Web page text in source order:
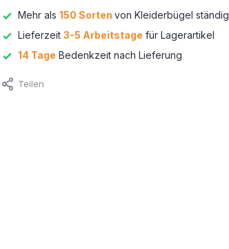
Mehr als 150 Sorten von Kleiderbügel
Lieferzeit 3-5 Arbeitstage für Lagerartikel
14 Tage Bedenkzeit nach Lieferung
Teilen